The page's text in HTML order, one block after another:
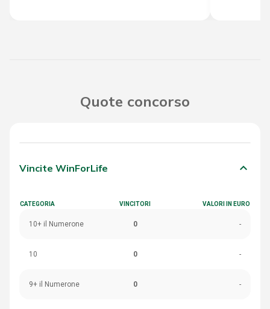
Quote concorso
Vincite WinForLife keyboard_arrow_down
CATEGORIA VINCITORI VALORI IN EURO
10+ il Numerone 0 -
10 0 -
9+ il Numerone 0 -